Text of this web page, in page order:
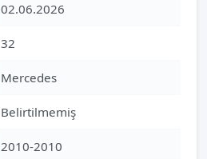
02.06.2026
32
Mercedes
Belirtilmemiş
2010-2010